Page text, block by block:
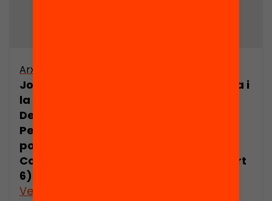
Arxiu
Joan Comorera i
la Revolució
Democràtica.
Pensament
polític de Joan
Comorera (part
6)
Veure’n més
Joan Comorera i
Comorera (part